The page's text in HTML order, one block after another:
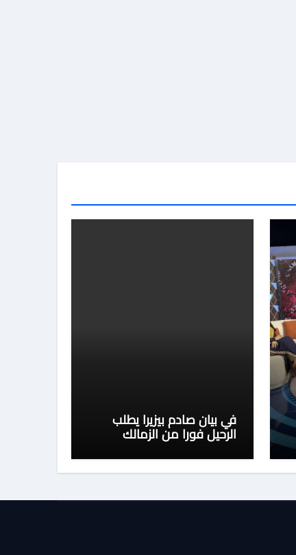
في بيان صادم بيزيرا يطلب
الرحيل فورا من الزمالك